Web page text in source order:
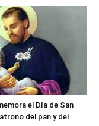
el Día de San
del pan y del